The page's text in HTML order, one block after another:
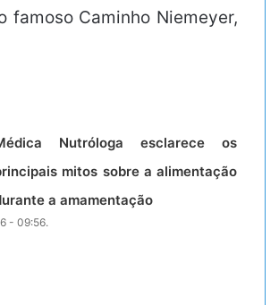
Caminho Niemeyer,
Nutróloga esclarece os
mitos sobre a alimentação
a amamentação
- 09:56.